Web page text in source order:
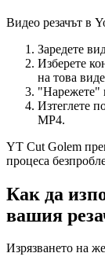
Видео резачът в
Заредете
Изберете
на това
"Нарежете"
Изтеглете
MP4.
YT Cut Golem
процеса
Как да
вашия
Изрязването на